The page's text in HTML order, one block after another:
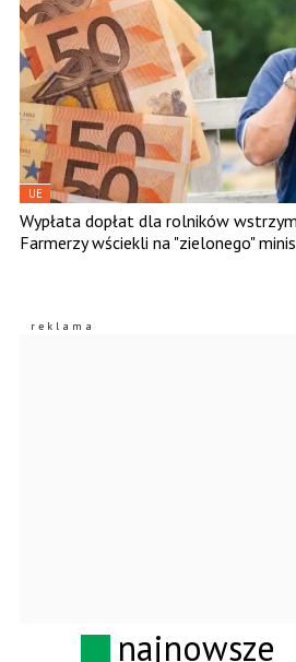
UE
Wypłata dopłat dla rolników
Farmerzy wściekli na "zielonego"
najnowsze